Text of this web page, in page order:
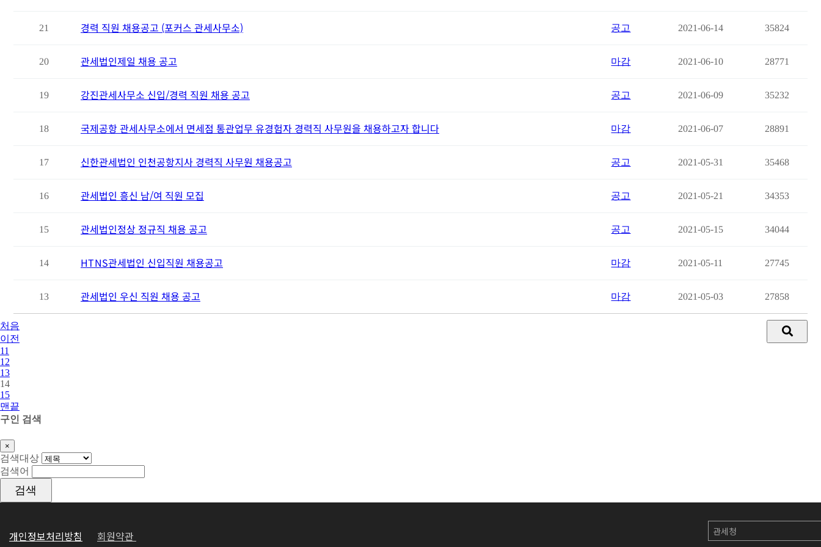
21 경력 직원 채용공고 (포커스 관세사무소) 공고 2021-06-14 35824
20 관세법인제일 채용 공고 마감 2021-06-10 28771
19 강진관세사무소 신입/경력 직원 채용 공고 공고 2021-06-09 35232
18 국제공항 관세사무소에서 면세점 통관업무 유경험자 경력직 사무원을 채용하고자 합니다 마감 2021-06-07 28891
17 신한관세법인 인천공항지사 경력직 사무원 채용공고 공고 2021-05-31 35468
16 관세법인 흥신 남/여 직원 모집 공고 2021-05-21 34353
15 관세법인정상 정규직 채용 공고 공고 2021-05-15 34044
14 HTNS관세법인 신입직원 채용공고 마감 2021-05-11 27745
13 관세법인 우신 직원 채용 공고 마감 2021-05-03 27858
처음
이전
11
12
13
14
15
맨끝
구인 검색
×
Close
검색대상
검색어
검색
개인정보처리방침 회원약관